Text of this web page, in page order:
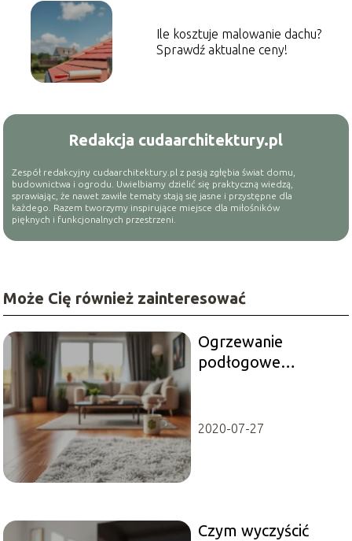
Ile kosztuje malowanie dachu?
Sprawdź aktualne ceny!
Redakcja cudaarchitektury.pl
Zespół redakcyjny cudaarchitektury.pl z pasją zgłębia świat domu,
budownictwa i ogrodu. Uwielbiamy dzielić się praktyczną wiedzą,
sprawiając, że nawet zawiłe tematy stają się jasne i przystępne dla
każdego. Razem tworzymy inspirujące miejsce dla miłośników
pięknych i funkcjonalnych przestrzeni.
Może Cię również zainteresować
Ogrzewanie
podłogowe
2020-07-27
Czym wyczyścić